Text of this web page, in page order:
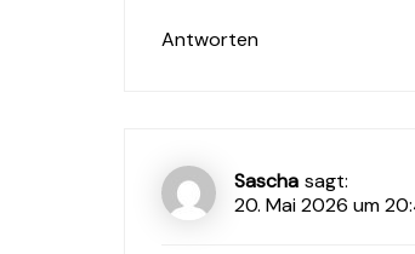
Antworten
Sascha sagt:
20. Mai 2026 um